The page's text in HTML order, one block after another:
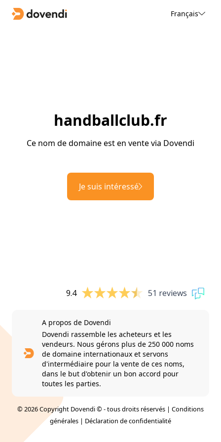
Français
handballclub.fr
Ce nom de domaine est en vente via Dovendi
Je suis intéressé
9.4 51 reviews
A propos de Dovendi
Dovendi rassemble les acheteurs et les
vendeurs. Nous gérons plus de 250 000 noms
de domaine internationaux et servons
d'intermédiaire pour la vente de ces noms,
dans le but d'obtenir un bon accord pour
toutes les parties.
© 2026 Copyright Dovendi © - tous droits réservés | Conditions
générales | Déclaration de confidentialité